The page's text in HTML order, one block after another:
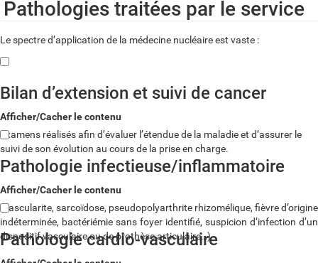
Pathologies traitées par le service
Le spectre d’application de la médecine nucléaire est vaste :
Bilan d’extension et suivi de cancer
Afficher/Cacher le contenu
Examens réalisés afin d’évaluer l’étendue de la maladie et d’assurer le
suivi de son évolution au cours de la prise en charge.
Pathologie infectieuse/inflammatoire
Afficher/Cacher le contenu
(vascularite, sarcoïdose, pseudopolyarthrite rhizomélique, fièvre d’origine
indéterminée, bactériémie sans foyer identifié, suspicion d’infection d’un
dispositif vasculaire ou de prothèse articulaire…)
Pathologie cardio-vasculaire